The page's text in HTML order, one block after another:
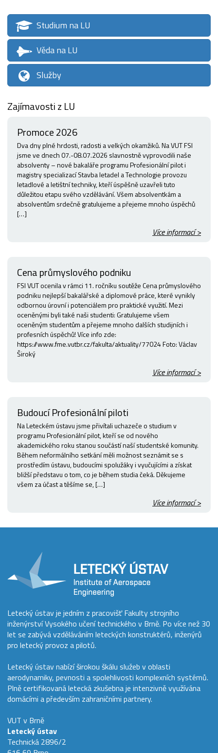
Studium na LU
Věda na LU
Služby
Zajímavosti z LU
Promoce 2026
Dva dny plné hrdosti, radosti a velkých okamžiků. Na VUT FSI
jsme ve dnech 07.-08.07.2026 slavnostně vyprovodili naše
absolventy – nové bakaláře programu Profesionální pilot i
magistry specializací Stavba letadel a Technologie provozu
letadlové a letištní techniky, kteří úspěšně uzavřeli tuto
důležitou etapu svého vzdělávání. Všem absolventkám a
absolventům srdečně gratulujeme a přejeme mnoho úspěchů
[…]
Více informací >
Cena průmyslového podniku
FSI VUT ocenila v rámci 11. ročníku soutěže Cena průmyslového
podniku nejlepší bakalářské a diplomové práce, které vynikly
odbornou úrovní i potenciálem pro praktické využití. Mezi
oceněnými byli také naši studenti: Gratulujeme všem
oceněným studentům a přejeme mnoho dalších studijních i
profesních úspěchů! Více info zde:
https://www.fme.vutbr.cz/fakulta/aktuality/77024 Foto: Václav
Široký
Více informací >
Budoucí Profesionální piloti
Na Leteckém ústavu jsme přivítali uchazeče o studium v
programu Profesionální pilot, kteří se od nového
akademického roku stanou součástí naší studentské komunity.
Během neformálního setkání měli možnost seznámit se s
prostředím ústavu, budoucími spolužáky i vyučujícími a získat
bližší představu o tom, co je během studia čeká. Děkujeme
všem za účast a těšíme se, […]
Více informací >
Letecký ústav je jedním z pracovišť Fakulty strojního
inženýrství Vysokého učení technického v Brně. Po více než 30
let se zabývá vzděláváním leteckých konstruktérů, inženýrů
pro letecký provoz a pilotů.
Letecký ústav nabízí širokou škálu služeb v oblasti
aerodynamiky, pevnosti a spolehlivosti komplexních systémů.
Plně certifikovaná letecká zkušebna je intenzivně využívána
domácími a především zahraničními partnery.
VUT v Brně
Letecký ústav
Technická 2896/2